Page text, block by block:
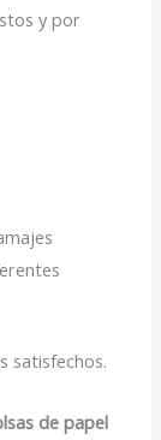
y por
satisfechos.
de papel